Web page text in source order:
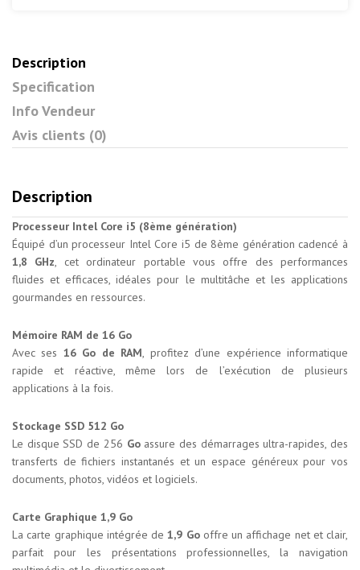
Description
Specification
Info Vendeur
Avis clients (0)
Description
Processeur Intel Core i5 (8ème génération)
Équipé d’un processeur Intel Core i5 de 8ème génération cadencé à
1,8 GHz, cet ordinateur portable vous offre des performances
fluides et efficaces, idéales pour le multitâche et les applications
gourmandes en ressources.
Mémoire RAM de 16 Go
Avec ses 16 Go de RAM, profitez d’une expérience informatique
rapide et réactive, même lors de l’exécution de plusieurs
applications à la fois.
Stockage SSD 512 Go
Le disque SSD de 256 Goassure des démarrages ultra-rapides, des
transferts de fichiers instantanés et un espace généreux pour vos
documents, photos, vidéos et logiciels.
Carte Graphique 1,9 Go
La carte graphique intégrée de1,9 Gooffre un affichage net et clair,
parfait pour les présentations professionnelles, la navigation